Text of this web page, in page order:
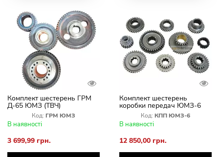
Комплект шестерень ГРМ
Д-65 ЮМЗ (ТВЧ)
Код: ГРМ ЮМЗ
В наявності
3 699,99 грн.
Комплект шестерень
коробки передач ЮМЗ-6
Код: КПП ЮМЗ-6
В наявності
12 850,00 грн.